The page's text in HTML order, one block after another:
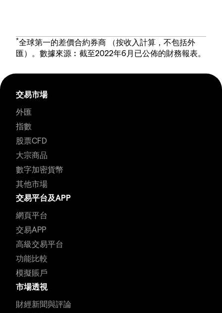
*全球第一的差價合約券商 （按收入計算，不包括外
匯）。數據來源︰截至2022年6月已公佈的財務報表。
交易市場
外匯
指數
股票CFD
大宗商品
數字加密貨幣
其他市場
交易平台及APP
網頁平台
交易APP
高級交易平台
功能比較
模擬賬戶
市場透視
財經新聞與評論